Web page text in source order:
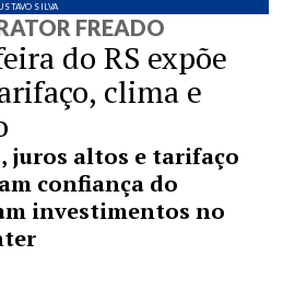
SILVA
FREADO
do RS expõe
clima e
juros altos e tarifaço
confiança do
investimentos no